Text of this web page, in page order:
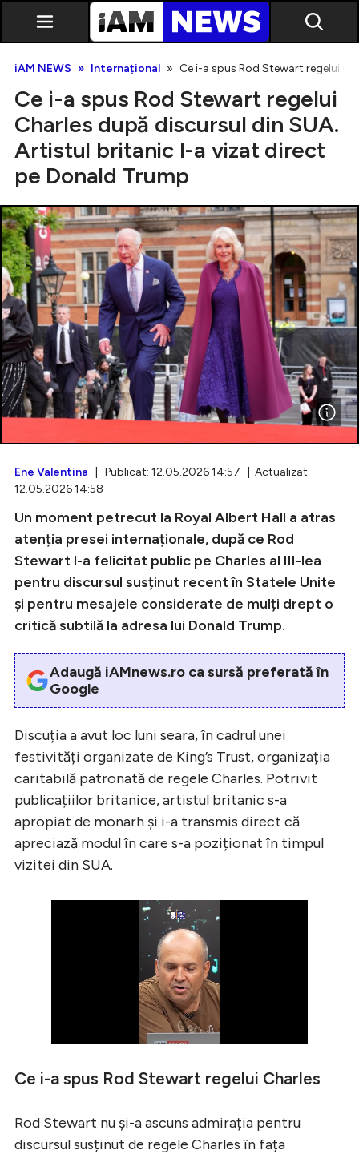
Exclusiv
Creează cont
iAM NEWS Internațional Ce i-a spus Rod Stewart regelui
Ce i-a spus Rod Stewart regelui
Charles după discursul din SUA.
Artistul britanic l-a vizat direct
pe Donald Trump
Ene Valentina | Publicat: 12.05.2026 14:57 | Actualizat:
12.05.2026 14:58
Un moment petrecut la Royal Albert Hall a atras
atenția presei internaționale, după ce Rod
Stewart l-a felicitat public pe Charles al III-lea
pentru discursul susținut recent în Statele Unite
și pentru mesajele considerate de mulți drept o
critică subtilă la adresa lui Donald Trump.
Adaugă iAMnews.ro ca sursă preferată în
Google
Discuția a avut loc luni seara, în cadrul unei
festivități organizate de King’s Trust, organizația
caritabilă patronată de regele Charles. Potrivit
publicațiilor britanice, artistul britanic s-a
apropiat de monarh și i-a transmis direct că
apreciază modul în care s-a poziționat în timpul
vizitei din SUA.
Ce i-a spus Rod Stewart regelui Charles
Rod Stewart nu și-a ascuns admirația pentru
discursul susținut de regele Charles în fața